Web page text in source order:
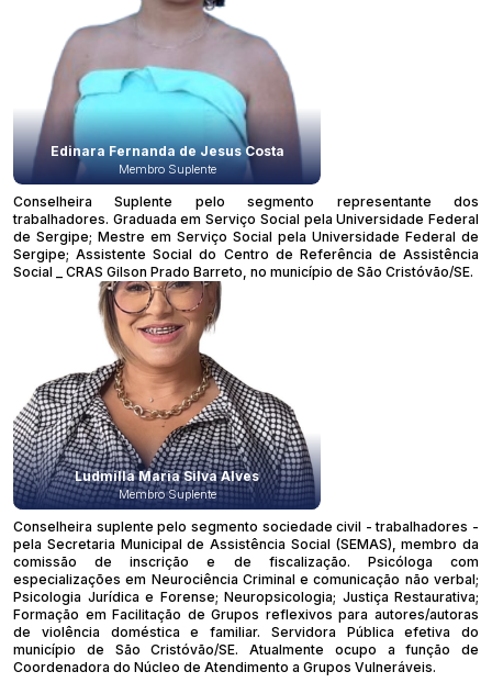
Edinara Fernanda de Jesus Costa
Membro Suplente
Conselheira Suplente pelo segmento representante dos
trabalhadores. Graduada em Serviço Social pela Universidade Federal
de Sergipe; Mestre em Serviço Social pela Universidade Federal de
Sergipe; Assistente Social do Centro de Referência de Assistência
Social _ CRAS Gilson Prado Barreto, no município de São Cristóvão/SE.
Ludmilla Maria Silva Alves
Membro Suplente
Conselheira suplente pelo segmento sociedade civil - trabalhadores -
pela Secretaria Municipal de Assistência Social (SEMAS), membro da
comissão de inscrição e de fiscalização. Psicóloga com
especializações em Neurociência Criminal e comunicação não verbal;
Psicologia Jurídica e Forense; Neuropsicologia; Justiça Restaurativa;
Formação em Facilitação de Grupos reflexivos para autores/autoras
de violência doméstica e familiar. Servidora Pública efetiva do
município de São Cristóvão/SE. Atualmente ocupo a função de
Coordenadora do Núcleo de Atendimento a Grupos Vulneráveis.